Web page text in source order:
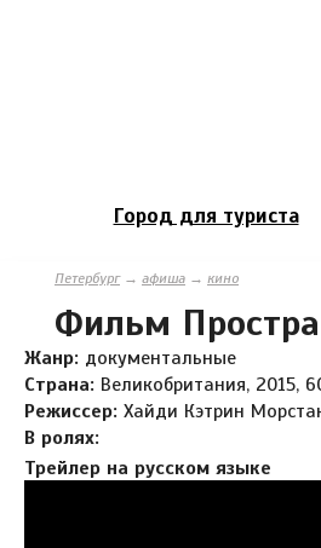
Город для туриста
Петербург→ афиша → кино
Фильм
Жанр: документальные
Страна: Великобритания, 2015,
Режиссер: Хайди Кэтрин
В ролях:
Трейлер на русском языке